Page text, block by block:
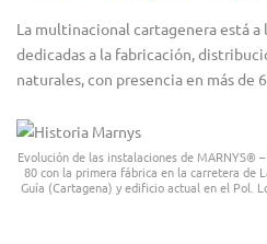
La multinacional cartagenera está a
dedicadas a la fabricación,
naturales, con presencia en más de
Evolución de las instalaciones de MARNYS®
80 con la primera fábrica en la carretera de
Guía (Cartagena) y edificio actual en el Pol.